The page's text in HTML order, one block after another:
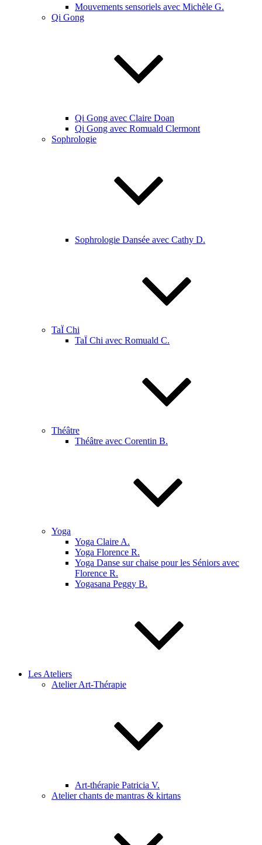
Mouvements sensoriels avec Michèle G.
Qi Gong
Qi Gong avec Claire Doan
Qi Gong avec Romuald Clermont
Sophrologie
Sophrologie Dansée avec Cathy D.
TaÏ Chi
TaÏ Chi avec Romuald C.
Théâtre
Théâtre avec Corentin B.
Yoga
Yoga Claire A.
Yoga Florence R.
Yoga Danse sur chaise pour les Séniors avec
Florence R.
Yogasana Peggy B.
Les Ateliers
Atelier Art-Thérapie
Art-thérapie Patricia V.
Atelier chants de mantras & kirtans